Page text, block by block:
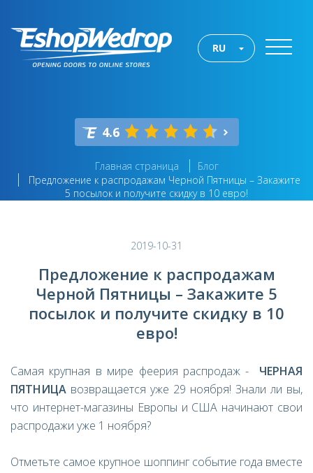
RU
4.6
Главная страница
Блог
Предложение к распродажам Черной Пятницы – Закажите
5 посылок и получите скидку в 10 евро!
2019-10-31
Предложение к распродажам
Черной Пятницы – Закажите 5
посылок и получите скидку в 10
евро!
Самая крупная в мире феерия распродаж - ЧЕРНАЯ
ПЯТНИЦА возвращается уже 29 ноября! Знали ли вы,
что интернет-магазины Европы и США начинают свои
распродажи уже 1 ноября?
Отметьте самое крупное шоппинг событие года вместе